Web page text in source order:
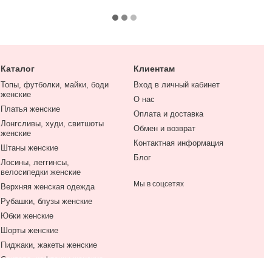
Каталог
Топы, футболки, майки, боди
женские
Платья женские
Лонгсливы, худи, свитшоты
женские
Штаны женские
Лосины, леггинсы,
велосипедки женские
Верхняя женская одежда
Рубашки, блузы женские
Юбки женские
Шорты женские
Пиджаки, жакеты женские
Клиентам
Вход в личный кабинет
О нас
Оплата и доставка
Обмен и возврат
Контактная информация
Блог
Мы в соцсетях